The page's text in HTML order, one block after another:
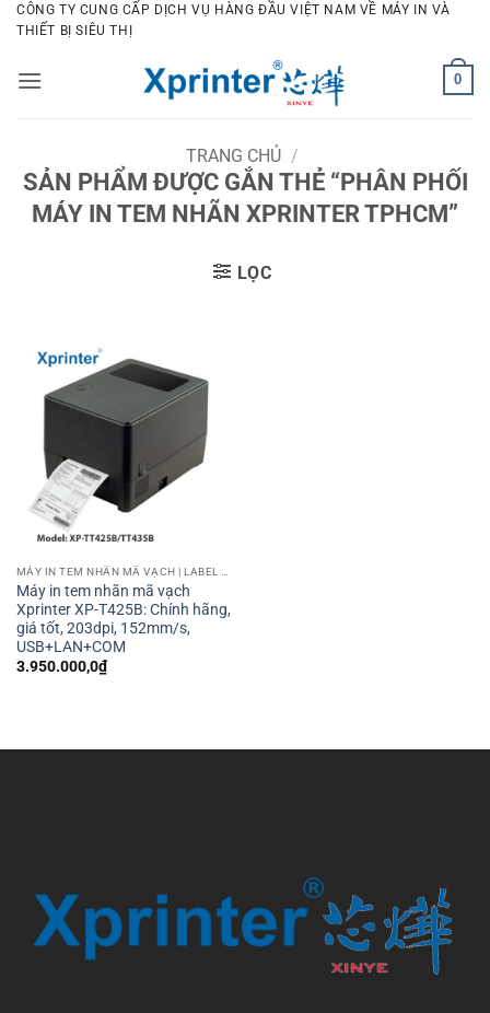
Bỏ
qua
dung
CÔNG TY CUNG CẤP DỊCH VỤ HÀNG ĐẦU VIỆT NAM VỀ MÁY IN VÀ
THIẾT BỊ SIÊU THỊ
0
TRANG CHỦ /
SẢN PHẨM ĐƯỢC GẮN THẺ “PHÂN PHỐI
MÁY IN TEM NHÃN XPRINTER TPHCM”
LỌC
Máy in tem nhãn mã vạch
Xprinter XP-T425B: Chính hãng,
giá tốt, 203dpi, 152mm/s,
USB+LAN+COM
3.950.000,0₫